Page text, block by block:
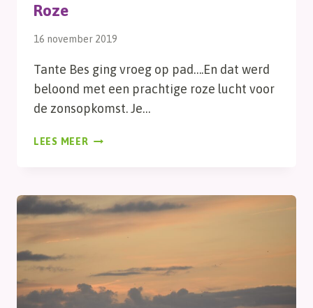
Roze
16 november 2019
Tante Bes ging vroeg op pad….En dat werd
beloond met een prachtige roze lucht voor
de zonsopkomst. Je…
LEES MEER ROZE